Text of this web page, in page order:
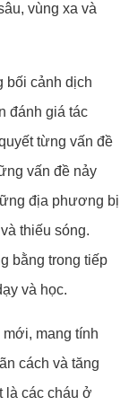
vùng xa và
bối cảnh dịch
đánh giá tác
từng vấn đề
vấn đề nảy
địa phương bị
thiếu sóng.
bằng trong tiếp
và học.
mang tính
cách và tăng
là các cháu ở